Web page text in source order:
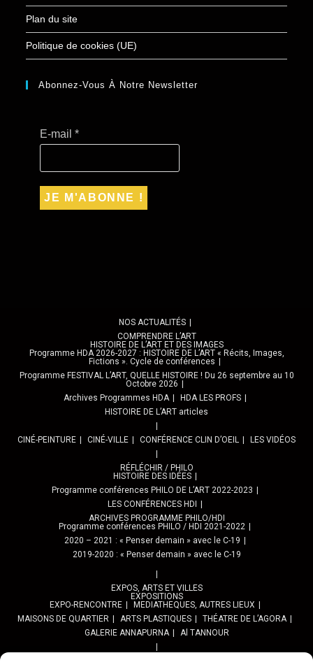
Plan du site
Politique de cookies (UE)
Abonnez-Vous À Notre Newsletter
E-mail*
NOS ACTUALITÉS
COMPRENDRE L’ART
HISTOIRE DE L’ART ET DES IMAGES
Programme HDA 2026-2027 : HISTOIRE DE L’ART « Récits, Images,
Fictions ». Cycle de conférences
Programme FESTIVAL L’ART, QUELLE HISTOIRE ! Du 26 septembre au 10
Octobre 2026
Archives Programmes HDA
HDA LES PROFS
HISTOIRE DE L’ART articles
CINÉ-PEINTURE CINÉ-VILLE CONFÉRENCE CLIN D’OEIL LES VIDÉOS
RÉFLÉCHIR / PHILO
HISTOIRE DES IDÉES
Programme conférences PHILO DE L’ART 2022-2023
LES CONFÉRENCES HDI
ARCHIVES PROGRAMME PHILO/HDI
Programme conférences PHILO / HDI 2021-2022
2020 – 2021 : « Penser demain » avec le C-19
2019-2020 : « Penser demain » avec le C-19
EXPOS, ARTS ET VILLES
EXPOSITIONS
EXPO-RENCONTRE
MEDIATHEQUES, AUTRES LIEUX
MAISONS DE QUARTIER
ARTS PLASTIQUES
THÉATRE DE L’AGORA
GALERIE ANNAPURNA
Al TANNOUR